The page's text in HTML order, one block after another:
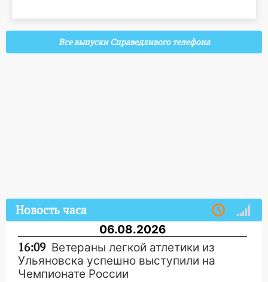
Все выпуски Справедливого телефона
Новость часа
06.08.2026
16:09 Ветераны легкой атлетики из
Ульяновска успешно выступили на
Чемпионате России